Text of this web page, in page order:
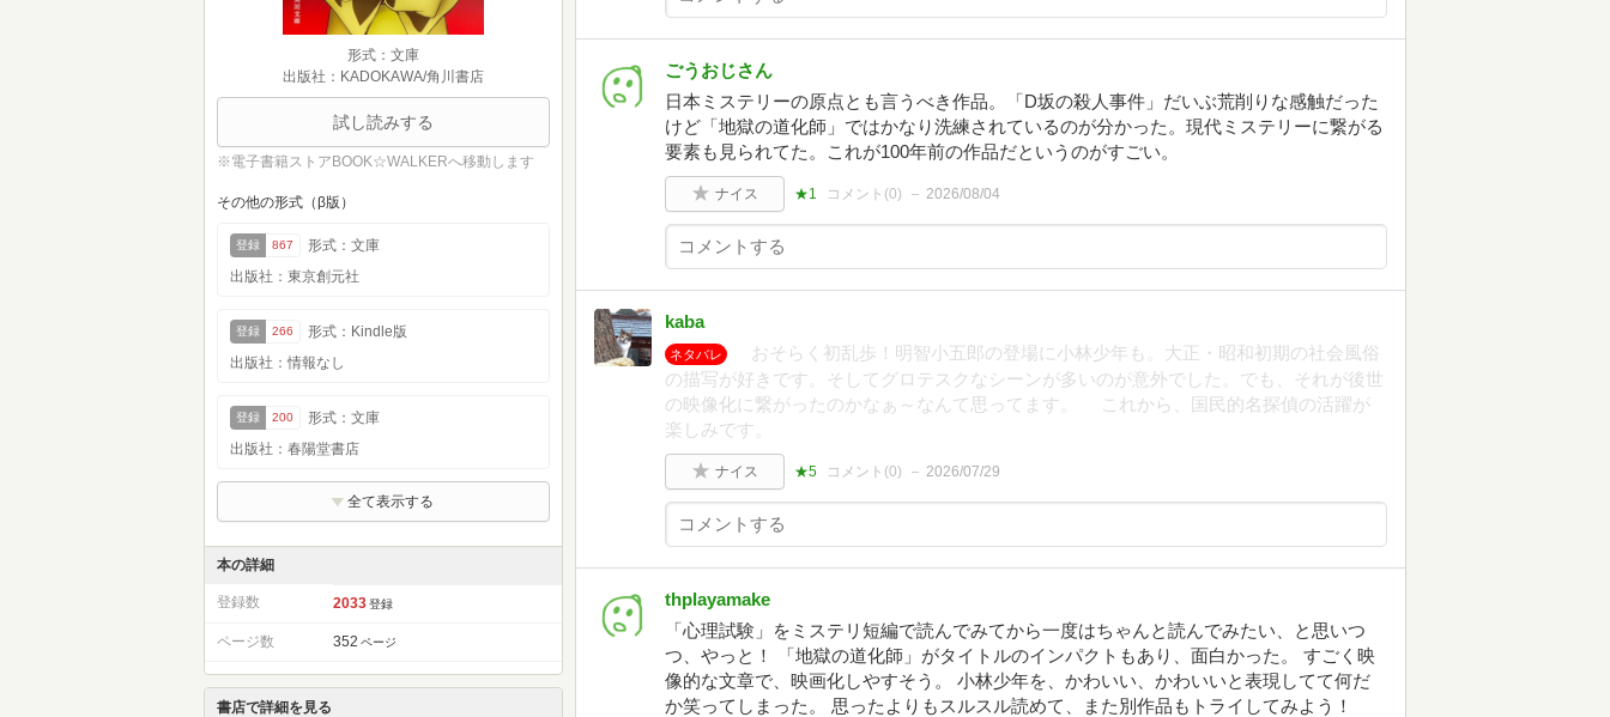
形式：文庫
出版社：KADOKAWA/角川書店
試し読みする
※電子書籍ストアBOOK☆WALKERへ移動します
その他の形式（β版）
登録 867
形式：文庫
出版社：東京創元社
登録 266
形式：Kindle版
出版社：情報なし
登録 200
形式：文庫
出版社：春陽堂書店
全て表示する
本の詳細
登録数 2033 登録
ページ数 352 ページ
書店で詳細を見る
ごうおじさん
日本ミステリーの原点とも言うべき作品。「D坂の殺人事件」だいぶ荒削りな感触だった
けど「地獄の道化師」ではかなり洗練されているのが分かった。現代ミステリーに繋がる
要素も見られてた。これが100年前の作品だというのがすごい。
ナイス ★1 コメント(0) 2026/08/04
kaba
ネタバレ
おそらく初乱歩！明智小五郎の登場に小林少年も。大正・昭和初期の社会風俗
の描写が好きです。そしてグロテスクなシーンが多いのが意外でした。でも、それが後世
の映像化に繋がったのかなぁ～なんて思ってます。 これから、国民的名探偵の活躍が
楽しみです。
ナイス ★5 コメント(0) 2026/07/29
thplayamake
「心理試験」をミステリ短編で読んでみてから一度はちゃんと読んでみたい、と思いつ
つ、やっと！ 「地獄の道化師」がタイトルのインパクトもあり、面白かった。 すごく映
像的な文章で、映画化しやすそう。 小林少年を、かわいい、かわいいと表現してて何だ
か笑ってしまった。 思ったよりもスルスル読めて、また別作品もトライしてみよう！